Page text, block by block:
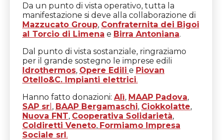
Da un punto di vista operativo, tutta la
manifestazione si deve alla collaborazione di
Mazzucato Group, Confraternita dei Bigoi
al Torcio di Limena e Birra Antoniana.
Dal punto di vista sostanziale, ringraziamo
per il grande sostegno le imprese edili
Idrothermos, Opere Edili e Piovan
Otello&C. Impianti elettrici.
Hanno fatto donazioni: Alì, MAAP Padova,
SAP srl , BAAP Bergamaschi, Ciokkolatte,
Nuova FNT, Cooperativa Solidarietà,
Coldiretti Veneto, Formiamo Impresa
Sociale srl.